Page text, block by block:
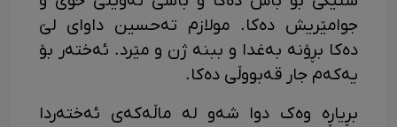
جوامێریش دەکا. مولازم تەحسین داوای لێ
دەکا بڕۆنە بەغدا و ببنە ژن و مێرد. ئەختەر بۆ
یەکەم جار قەبووڵی دەکا.
بڕیاڕە وەک دوا شەو لە ماڵەکەی ئەختەردا